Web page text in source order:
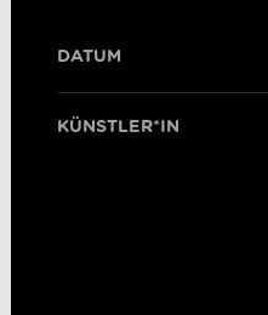
DATUM
KÜNSTLER*IN